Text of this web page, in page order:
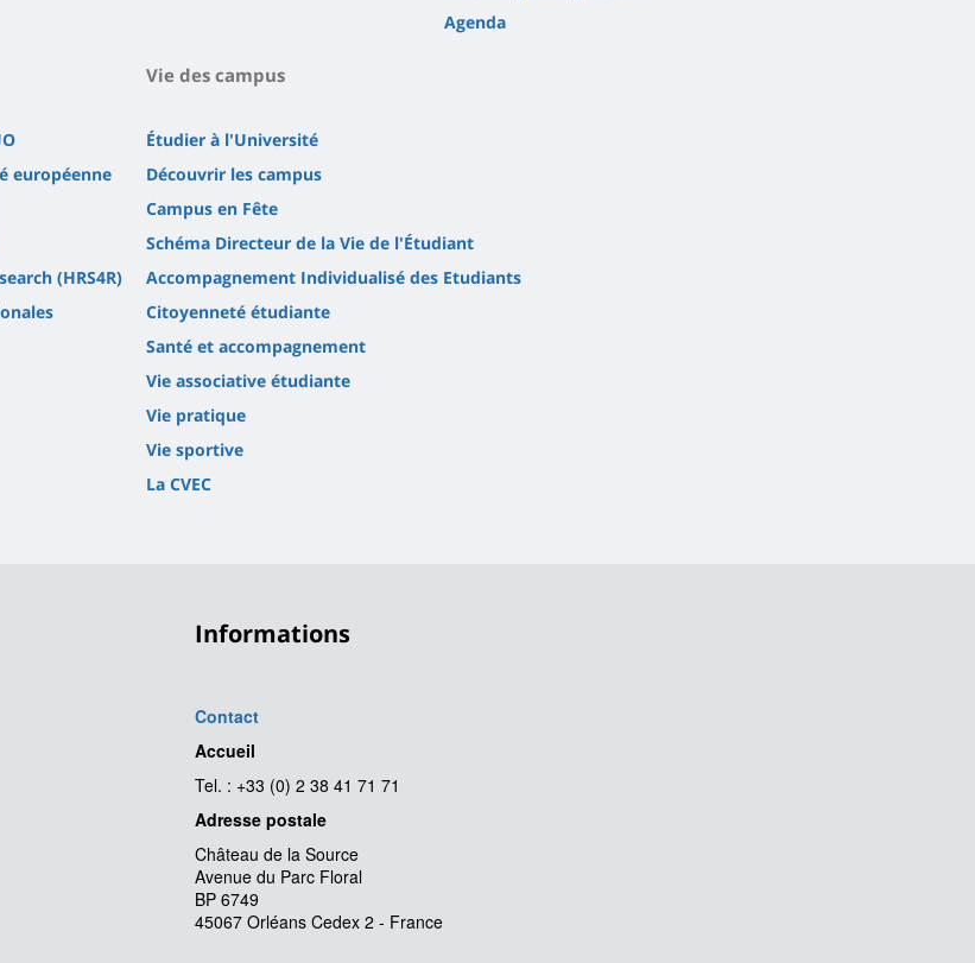
Agenda
européenne
(HRS4R)
Vie des campus
Étudier à l'Université
Découvrir les campus
Campus en Fête
Schéma Directeur de la Vie de l'Étudiant
Accompagnement Individualisé des Etudiants
Citoyenneté étudiante
Santé et accompagnement
Vie associative étudiante
Vie pratique
Vie sportive
La CVEC
Informations
Contact
Accueil
Tel. : +33 (0) 2 38 41 71 71
Adresse postale
Château de la Source
Avenue du Parc Floral
BP 6749
45067 Orléans Cedex 2 - France